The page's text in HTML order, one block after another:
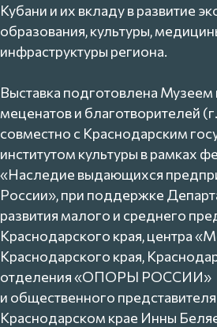
Кубани и их вкладу в развитие
образования, культуры,
инфраструктуры региона.
Выставка подготовлена
меценатов и благотворителей
совместно с Краснодарским
институтом культуры в рамках
«Наследие выдающихся
России», при поддержке
развития малого и среднего
Краснодарского края, центра
Краснодарского края,
отделения «ОПОРЫ РОССИИ»
и общественного
Краснодарском крае Инны